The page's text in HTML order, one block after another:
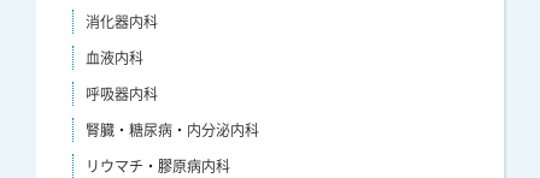
消化器内科
血液内科
呼吸器内科
腎臓・糖尿病・内分泌内科
リウマチ・膠原病内科